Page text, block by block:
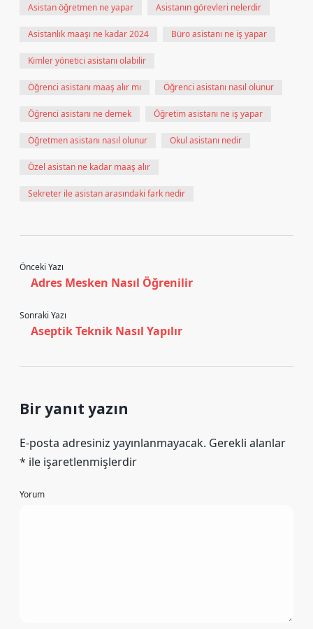
Asistan öğretmen ne yapar Asistanın görevleri nelerdir
Asistanlık maaşı ne kadar 2024 Büro asistanı ne iş yapar
Kimler yönetici asistanı olabilir
Öğrenci asistanı maaş alır mı Öğrenci asistanı nasıl olunur
Öğrenci asistanı ne demek Öğretim asistanı ne iş yapar
Öğretmen asistanı nasıl olunur Okul asistanı nedir
Özel asistan ne kadar maaş alır
Sekreter ile asistan arasındaki fark nedir
Önceki Yazı
Adres Mesken Nasıl Öğrenilir
Sonraki Yazı
Aseptik Teknik Nasıl Yapılır
Bir yanıt yazın
E-posta adresiniz yayınlanmayacak. Gerekli alanlar
* ile işaretlenmişlerdir
Yorum